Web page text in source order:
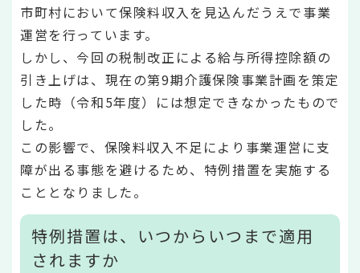
市町村において保険料収入を見込んだうえで事業
運営を行っています。
しかし、今回の税制改正による給与所得控除額の
引き上げは、現在の第9期介護保険事業計画を策定
した時（令和5年度）には想定できなかったもので
した。
この影響で、保険料収入不足により事業運営に支
障が出る事態を避けるため、特例措置を実施する
こととなりました。
特例措置は、いつからいつまで適用
されますか